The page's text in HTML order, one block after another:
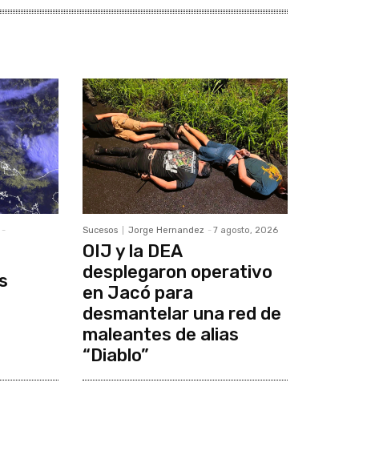
-
Sucesos Jorge Hernandez - 7 agosto, 2026
OIJ y la DEA
desplegaron operativo
en Jacó para
desmantelar una red de
maleantes de alias
“Diablo”